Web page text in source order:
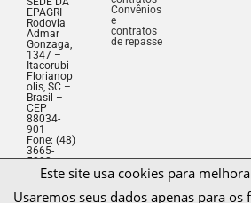
EPAGRI
Rodovia
Admar
Gonzaga,
1347 –
Itacorubi
Florianop
olis, SC –
Brasil –
CEP
88034-
901
Fone: (48)
3665-
5000
CNPJ:
1/0001-
Convênios
e
contratos
de repasse
Este site usa cookies para
Usaremos seus dados apenas para os
consente.